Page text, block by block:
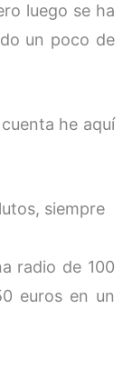
luego se ha
un poco de
he aquí
siempre
radio de 100
euros en un